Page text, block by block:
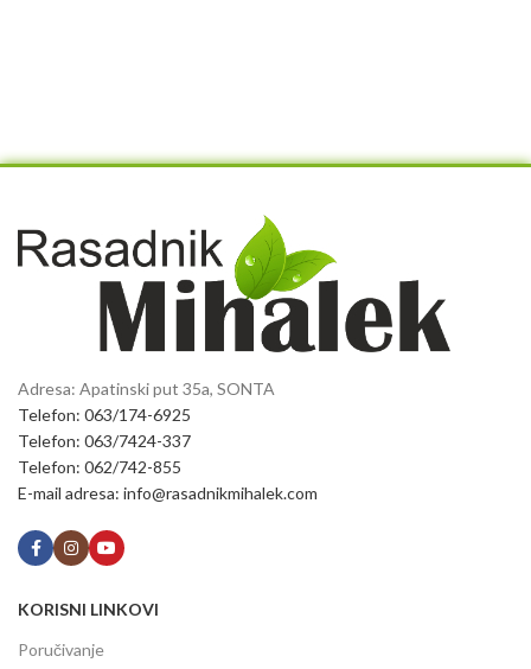
Adresa: Apatinski put 35a, SONTA
Telefon: 063/174-6925
Telefon: 063/7424-337
Telefon: 062/742-855
E-mail adresa: info@rasadnikmihalek.com
KORISNI LINKOVI
Poručivanje